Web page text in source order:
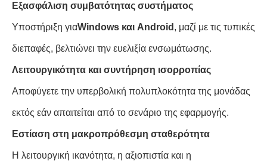
Εξασφάλιση συμβατότητας συστήματος
Υποστήριξη γιαWindows και Android , μαζί με τις τυπικές
διεπαφές, βελτιώνει την ευελιξία ενσωμάτωσης.
Λειτουργικότητα και συντήρηση ισορροπίας
Αποφύγετε την υπερβολική πολυπλοκότητα της μονάδας
εκτός εάν απαιτείται από το σενάριο της εφαρμογής.
Εστίαση στη μακροπρόθεσμη σταθερότητα
Η λειτουργική ικανότητα, η αξιοπιστία και η